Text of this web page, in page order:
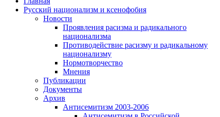
Русский национализм и ксенофобия
Новости
Проявления расизма и радикального
национализма
Противодействие расизму и радикальному
национализму
Нормотворчество
Мнения
Публикации
Документы
Архив
Антисемитизм 2003-2006